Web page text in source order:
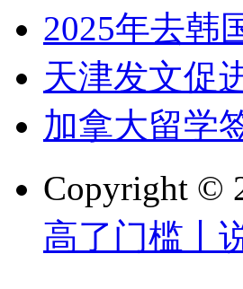
2025年去韩
天津发文促
加拿大留学
Copyright ©
高了门槛丨